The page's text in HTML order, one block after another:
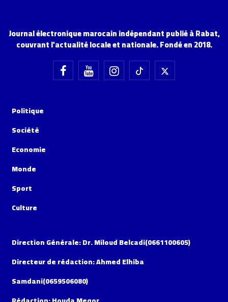
Journal électronique marocain indépendant publié à Rabat,
couvrant l'actualité locale et nationale. Fondé en 2018.
Politique
Société
Economie
Monde
Sport
Culture
Direction Générale: Dr. Miloud Belcadi(0661100605)
Directeur de rédaction: Ahmed Elhiba
Samdani(0659506080)